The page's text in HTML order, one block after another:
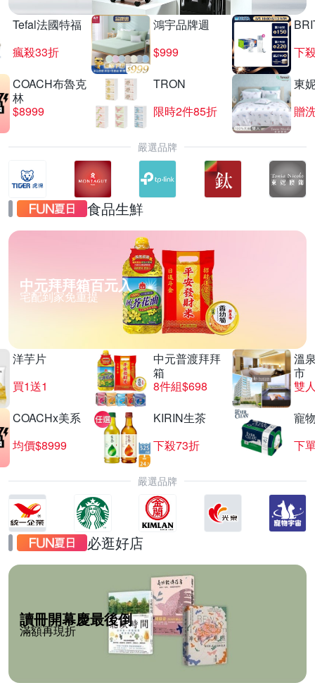
Tefal法國特福
瘋殺33折
鴻宇品牌週
$999
下
COACH布魯克
林
$8999
TRON
限時2件85折
東
贈
嚴選品牌
食品生鮮
中元拜拜箱百元入
宅配到家免重提
洋芋片
買1送1
中元普渡拜拜
箱
8件組$698
溫
市
COACHx美系
均價$8999
KIRIN生茶
下殺73折
寵
下
嚴選品牌
必逛好店
讀冊開幕慶最後倒
滿額再現折